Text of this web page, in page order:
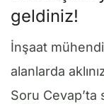
geldiniz!
İnşaat
alanlarda
Soru Cevap’ta